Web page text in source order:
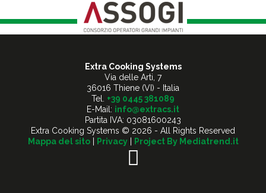
Extra Cooking Systems
Via delle Arti, 7
36016 Thiene (VI) - Italia
Tel. +39 0445 381089
E-Mail: info@extracs.it
Partita IVA: 03081600243
Extra Cooking Systems © 2026 - All Rights Reserved
Mappa del sito| Privacy| Project By Mediatrend.it